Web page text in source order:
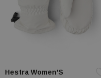
Hestra Women'S